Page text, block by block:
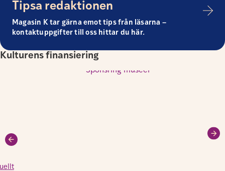
Tipsa redaktionen
Magasin K tar gärna emot tips från läsarna –
kontaktuppgifter till oss hittar du här.
Kulturens finansiering